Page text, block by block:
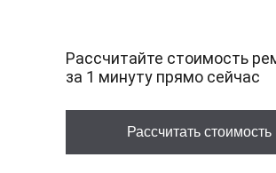
Рассчитайте стоимость
за 1 минуту прямо сейчас
Рассчитать стоимость